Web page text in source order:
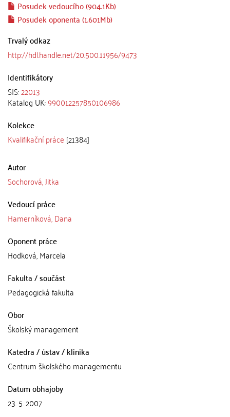
Posudek vedoucího (904.1Kb)
Posudek oponenta (1.601Mb)
Trvalý odkaz
http://hdl.handle.net/20.500.11956/9473
Identifikátory
SIS:22013
Katalog UK:990012257850106986
Kolekce
Kvalifikační práce [21384]
Autor
Sochorová, Jitka
Vedoucí práce
Hamerníková, Dana
Oponent práce
Hodková, Marcela
Fakulta / součást
Pedagogická fakulta
Obor
Školský management
Katedra / ústav / klinika
Centrum školského managementu
Datum obhajoby
23. 5. 2007